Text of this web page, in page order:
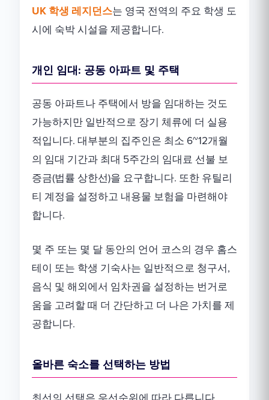
UK 학생 레지던스는 영국 전역의 주요 학생 도
시에 숙박 시설을 제공합니다.
개인 임대: 공동 아파트 및 주택
공동 아파트나 주택에서 방을 임대하는 것도
가능하지만 일반적으로 장기 체류에 더 실용
적입니다. 대부분의 집주인은 최소 6~12개월
의 임대 기간과 최대 5주간의 임대료 선불 보
증금(법률 상한선)을 요구합니다. 또한 유틸리
티 계정을 설정하고 내용물 보험을 마련해야
합니다.
몇 주 또는 몇 달 동안의 언어 코스의 경우 홈스
테이 또는 학생 기숙사는 일반적으로 청구서,
음식 및 해외에서 임차권을 설정하는 번거로
움을 고려할 때 더 간단하고 더 나은 가치를 제
공합니다.
올바른 숙소를 선택하는 방법